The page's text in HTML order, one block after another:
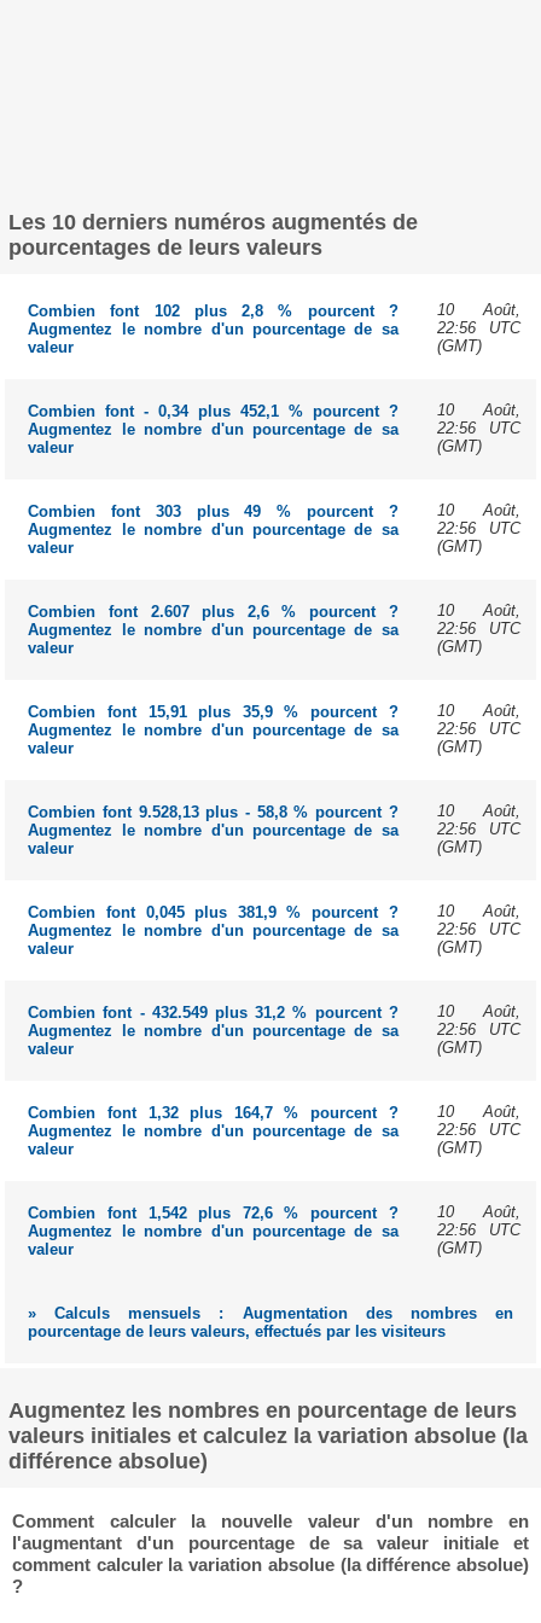
Les 10 derniers numéros augmentés de
pourcentages de leurs valeurs
Combien font 102 plus 2,8 % pourcent ?
Augmentez le nombre d'un pourcentage de sa
valeur
10 Août,
22:56 UTC
(GMT)
Combien font - 0,34 plus 452,1 % pourcent ?
Augmentez le nombre d'un pourcentage de sa
valeur
10 Août,
22:56 UTC
(GMT)
Combien font 303 plus 49 % pourcent ?
Augmentez le nombre d'un pourcentage de sa
valeur
10 Août,
22:56 UTC
(GMT)
Combien font 2.607 plus 2,6 % pourcent ?
Augmentez le nombre d'un pourcentage de sa
valeur
10 Août,
22:56 UTC
(GMT)
Combien font 15,91 plus 35,9 % pourcent ?
Augmentez le nombre d'un pourcentage de sa
valeur
10 Août,
22:56 UTC
(GMT)
Combien font 9.528,13 plus - 58,8 % pourcent ?
Augmentez le nombre d'un pourcentage de sa
valeur
10 Août,
22:56 UTC
(GMT)
Combien font 0,045 plus 381,9 % pourcent ?
Augmentez le nombre d'un pourcentage de sa
valeur
10 Août,
22:56 UTC
(GMT)
Combien font - 432.549 plus 31,2 % pourcent ?
Augmentez le nombre d'un pourcentage de sa
valeur
10 Août,
22:56 UTC
(GMT)
Combien font 1,32 plus 164,7 % pourcent ?
Augmentez le nombre d'un pourcentage de sa
valeur
10 Août,
22:56 UTC
(GMT)
Combien font 1,542 plus 72,6 % pourcent ?
Augmentez le nombre d'un pourcentage de sa
valeur
10 Août,
22:56 UTC
(GMT)
» Calculs mensuels : Augmentation des nombres en
pourcentage de leurs valeurs, effectués par les visiteurs
Augmentez les nombres en pourcentage de leurs
valeurs initiales et calculez la variation absolue (la
différence absolue)
Comment calculer la nouvelle valeur d'un nombre en
l'augmentant d'un pourcentage de sa valeur initiale et
comment calculer la variation absolue (la différence absolue)
?